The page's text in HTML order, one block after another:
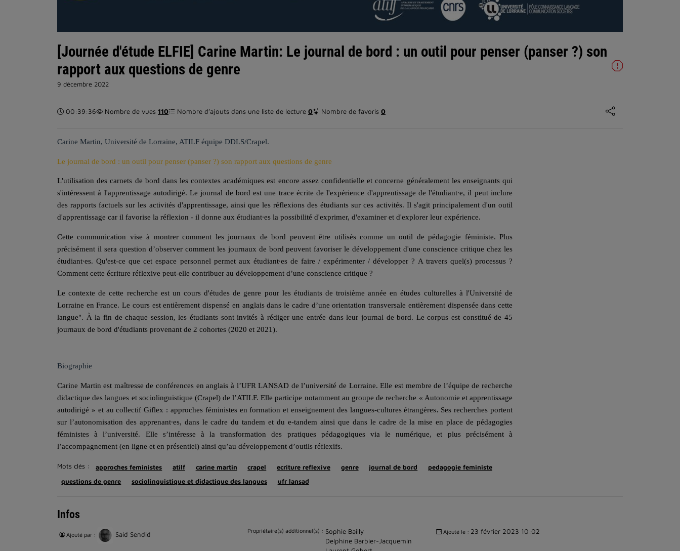
[Journée d'étude ELFIE] Carine Martin: Le journal de bord : un outil pour penser (panser ?) son
rapport aux questions de genre
9 décembre 2022
Durée :
00:39:36 Nombre de vues 110 Nombre d’ajouts dans une liste de lecture 0 Nombre de favoris 0
Carine Martin, Université de Lorraine, ATILF équipe DDLS/Crapel.
Le journal de bord : un outil pour penser (panser ?) son rapport aux questions de genre
L'utilisation des carnets de bord dans les contextes académiques est encore assez confidentielle et concerne généralement les enseignants qui
s'intéressent à l'apprentissage autodirigé. Le journal de bord est une trace écrite de l'expérience d'apprentissage de l'étudiant∙e, il peut inclure
des rapports factuels sur les activités d'apprentissage, ainsi que les réflexions des étudiants sur ces activités. Il s'agit principalement d'un outil
d'apprentissage car il favorise la réflexion - il donne aux étudiant∙es la possibilité d'exprimer, d'examiner et d'explorer leur expérience.
Cette communication vise à montrer comment les journaux de bord peuvent être utilisés comme un outil de pédagogie féministe. Plus
précisément il sera question d’observer comment les journaux de bord peuvent favoriser le développement d'une conscience critique chez les
étudiant∙es. Qu'est-ce que cet espace personnel permet aux étudiant∙es de faire / expérimenter / développer ? A travers quel(s) processus ?
Comment cette écriture réflexive peut-elle contribuer au développement d’une conscience critique ?
Le contexte de cette recherche est un cours d'études de genre pour les étudiants de troisième année en études culturelles à l'Université de
Lorraine en France. Le cours est entièrement dispensé en anglais dans le cadre d’une orientation transversale entièrement dispensée dans cette
langue". À la fin de chaque session, les étudiants sont invités à rédiger une entrée dans leur journal de bord. Le corpus est constitué de 45
journaux de bord d'étudiants provenant de 2 cohortes (2020 et 2021).
Biographie
Carine Martin est maîtresse de conférences en anglais à l’UFR LANSAD de l’université de Lorraine. Elle est membre de l’équipe de recherche
didactique des langues et sociolinguistique (Crapel) de l’ATILF. Elle participe notamment au groupe de recherche « Autonomie et apprentissage
autodirigé » et au collectif Giflex : approches féministes en formation et enseignement des langues-cultures étrangères. Ses recherches portent
sur l’autonomisation des apprenant∙es, dans le cadre du tandem et du e-tandem ainsi que dans le cadre de la mise en place de pédagogies
féministes à l’université. Elle s’intéresse à la transformation des pratiques pédagogiques via le numérique, et plus précisément à
l’accompagnement (en ligne et en présentiel) ainsi qu’au développement d’outils réflexifs.
Mots clés : approches feministes atilf carine martin crapel ecriture reflexive genre journal de bord
pedagogie feministe
questions de genre
sociolinguistique et didactique des langues ufr lansad
Infos
Ajouté par : Said Sendid Propriétaire(s) additionnel(s) : Sophie Bailly
Delphine Barbier-Jacquemin
Ajouté le : 23 février 2023 10:02